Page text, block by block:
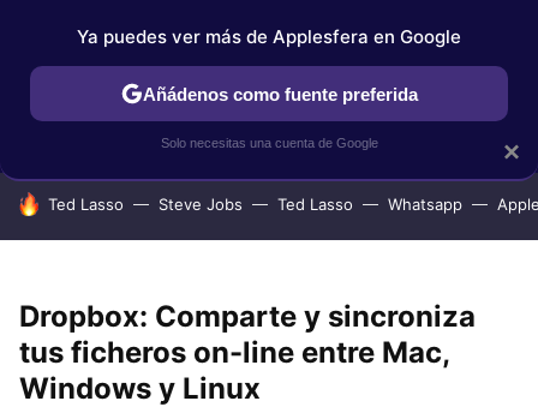
IPHONE TUTORIALES APPLESFERA SELECCIÓN
HOY SE HABLA DE
Ted Lasso Steve Jobs Ted Lasso Whatsapp
Dropbox: Comparte y sincroniza
tus ficheros on-line entre Mac,
Windows y Linux
×
Ya puedes ver más de Applesfera en Google
Añádenos como fuente preferida
Solo necesitas una cuenta de Google